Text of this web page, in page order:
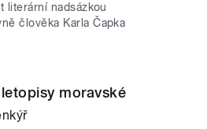
literární nadsázkou
člověka Karla Čapka
moravské